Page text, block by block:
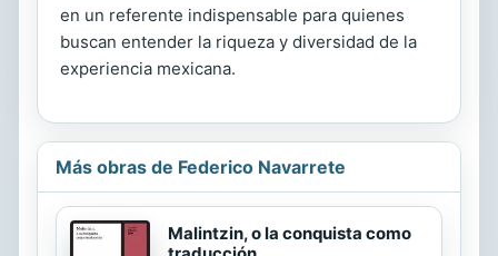
en un referente indispensable para quienes
buscan entender la riqueza y diversidad de la
experiencia mexicana.
Más obras de Federico Navarrete
Malintzin, o la conquista como